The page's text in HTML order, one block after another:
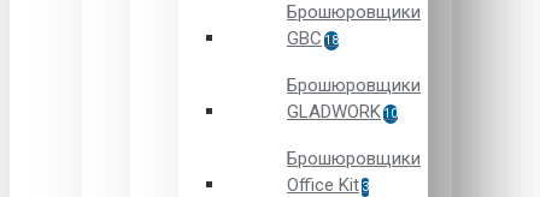
Брошюровщики
GBC 18
Брошюровщики
GLADWORK10
Брошюровщики
Office Kit 3